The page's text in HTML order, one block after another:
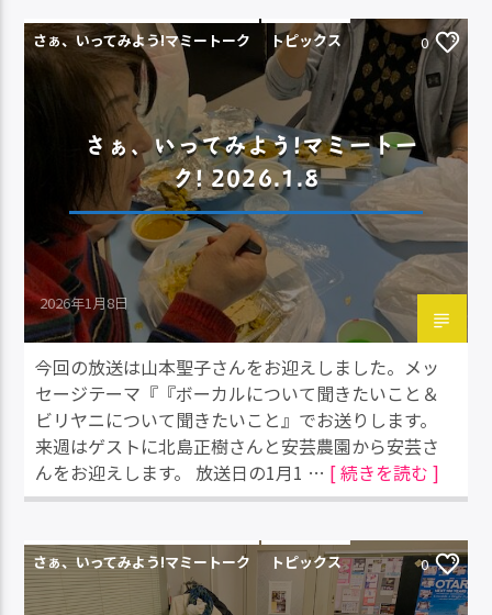
さぁ、いってみよう!マミートーク トピックス 0
さぁ、いってみよう!マミートー
ク! 2026.1.8
2026年1月8日
今回の放送は山本聖子さんをお迎えしました。メッ
セージテーマ『『ボーカルについて聞きたいこと＆
ビリヤニについて聞きたいこと』でお送りします。
来週はゲストに北島正樹さんと安芸農園から安芸さ
んをお迎えします。 放送日の1月1 … [ 続きを読む ]
さぁ、いってみよう!マミートーク トピックス 0